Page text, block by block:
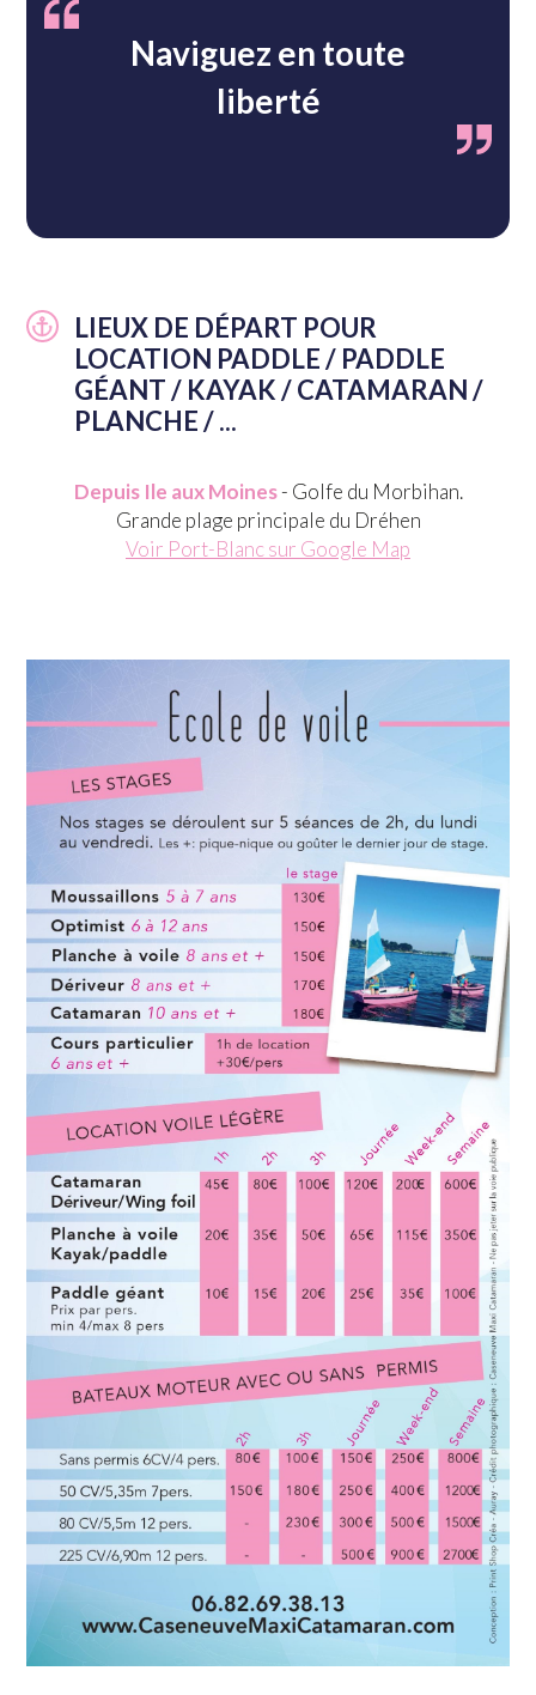
Naviguez en toute
liberté
LIEUX DE DÉPART POUR
LOCATION PADDLE / PADDLE
GÉANT / KAYAK / CATAMARAN /
PLANCHE / ...
Depuis Ile aux Moines- Golfe du Morbihan.
Grande plage principale du Dréhen
Voir Port-Blanc sur Google Map